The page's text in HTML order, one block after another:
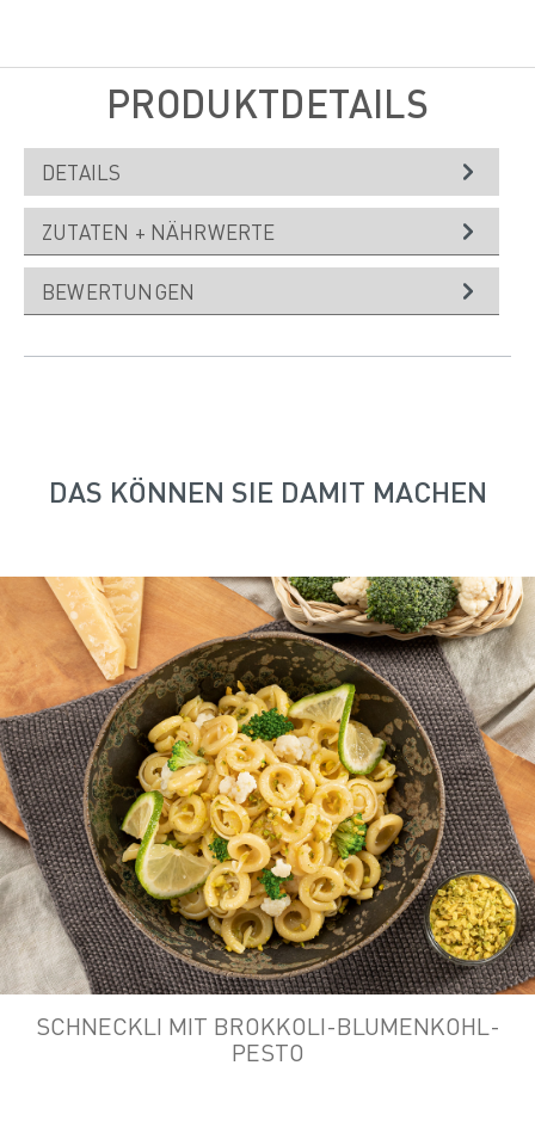
PRODUKTDETAILS
DETAILS
ZUTATEN + NÄHRWERTE
BEWERTUNGEN
DAS KÖNNEN SIE DAMIT MACHEN
SCHNECKLI MIT BROKKOLI-BLUMENKOHL-
PESTO